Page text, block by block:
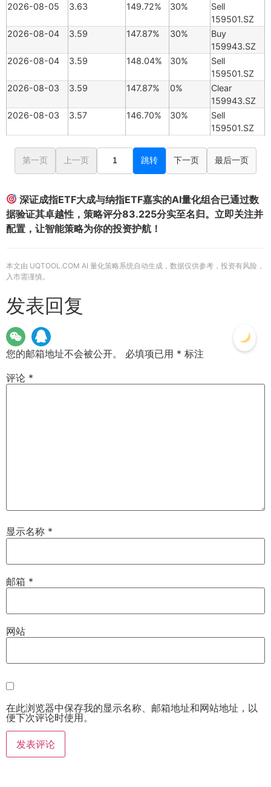
2026-08-05
3.63 149.72% 30%
Sell
159501.SZ
2026-08-04
3.59 147.87% 30%
Buy
159943.SZ
2026-08-04
3.59 148.04% 30%
Sell
159501.SZ
2026-08-03
3.59 147.87% 0%
Clear
159943.SZ
2026-08-03
3.57 146.70% 30%
Sell
159501.SZ
第一页 上一页 跳转 下一页 最后一页
深证成指ETF大成与纳指ETF嘉实的AI量化组合已通过数
据验证其卓越性，策略评分83.225分实至名归。立即关注并
配置，让智能策略为你的投资护航！
本文由 UQTOOL.COM AI 量化策略系统自动生成，数据仅供参考，投资有风险，
入市需谨慎。
发表回复
您的邮箱地址不会被公开。 必填项已用 * 标注
评论 *
显示名称 *
邮箱 *
网站
在此浏览器中保存我的显示名称、邮箱地址和网站地址，以
便下次评论时使用。